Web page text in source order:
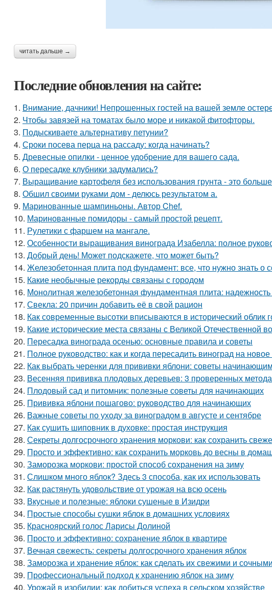
читать дальше →
Последние обновления на сайте:
1. Внимание, дачники! Непрошенных гостей на вашей земле
2. Чтобы завязей на томатах было море и никакой фитофторы.
3. Подыскиваете альтернативу петунии?
4. Сроки посева перца на рассаду: когда начинать?
5. Древесные опилки - ценное удобрение для вашего сада.
6. О пересадке клубники задумались?
7. Выращивание картофеля без использования грунта - это
8. Обшил своими руками дом - делюсь результатом а.
9. Маринованные шампиньоны. Автор Chef.
10. Маринованные помидоры - самый простой рецепт.
11. Рулетики с фаршем на мангале.
12. Особенности выращивания винограда Изабелла: полное
13. Добрый день! Может подскажете, что может быть?
14. Железобетонная плита под фундамент: все, что нужно знать о
15. Какие необычные рекорды связаны с городом
16. Монолитная железобетонная фундаментная плита: надежность
17. Свекла: 20 причин добавить её в свой рацион
18. Как современные высотки вписываются в исторический облик
19. Какие исторические места связаны с Великой Отечественной
20. Пересадка винограда осенью: основные правила и советы
21. Полное руководство: как и когда пересадить виноград на
22. Как выбрать черенки для прививки яблони: советы начинающим
23. Весенняя прививка плодовых деревьев: 3 проверенных метода
24. Плодовый сад и питомник: полезные советы для начинающих
25. Прививка яблони пошагово: руководство для начинающих
26. Важные советы по уходу за виноградом в августе и сентябре
27. Как сушить шиповник в духовке: простая инструкция
28. Секреты долгосрочного хранения моркови: как сохранить
29. Просто и эффективно: как сохранить морковь до весны в
30. Заморозка моркови: простой способ сохранения на зиму
31. Слишком много яблок? Здесь 3 способа, как их использовать
32. Как растянуть удовольствие от урожая на всю осень
33. Вкусные и полезные: яблоки сушеные в Изидри
34. Простые способы сушки яблок в домашних условиях
35. Красноярский голос Ларисы Долиной
36. Просто и эффективно: сохранение яблок в квартире
37. Вечная свежесть: секреты долгосрочного хранения яблок
38. Заморозка и хранение яблок: как сделать их свежими и
39. Профессиональный подход к хранению яблок на зиму
40. Урожай в изобилии: как добиться успеха в сельском хозяйстве